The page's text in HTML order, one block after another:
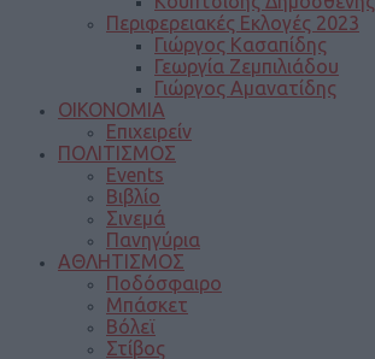
Περιφερειακές Εκλογές 2023
Γιώργος Κασαπίδης
Γεωργία Ζεμπιλιάδου
Γιώργος Αμανατίδης
ΟΙΚΟΝΟΜΙΑ
Επιχειρείν
ΠΟΛΙΤΙΣΜΟΣ
Events
Βιβλίο
Σινεμά
Πανηγύρια
ΑΘΛΗΤΙΣΜΟΣ
Ποδόσφαιρο
Μπάσκετ
Βόλεϊ
Στίβος